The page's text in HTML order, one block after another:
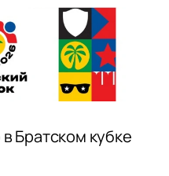
Братском кубке